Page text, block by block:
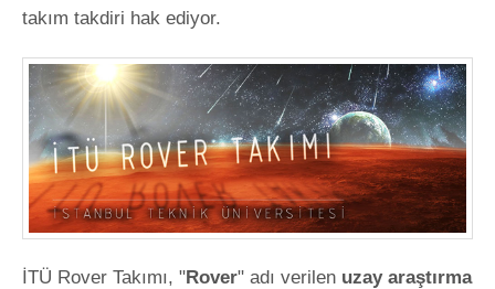
takım takdiri hak ediyor.
İTÜ Rover Takımı, "Rover" adı verilen uzay araştırma